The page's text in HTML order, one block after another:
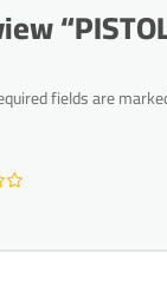
fields are